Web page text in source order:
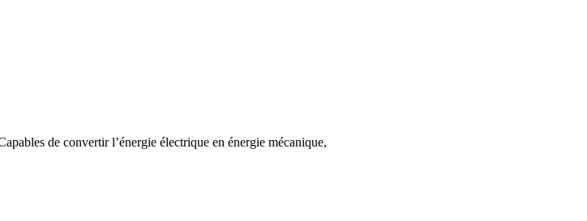
de convertir l’énergie électrique en énergie mécanique,